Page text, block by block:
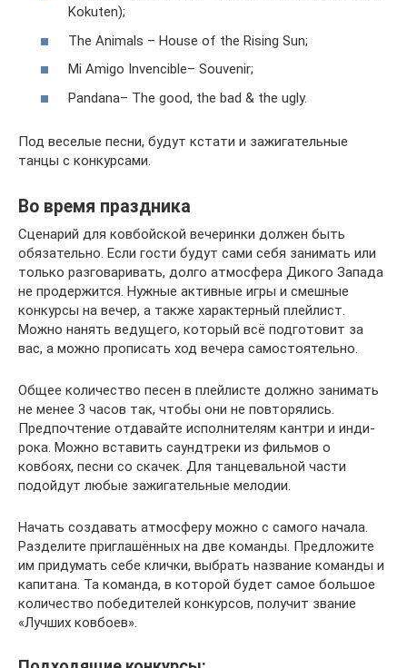
Kokuten);
The Animals – House of the Rising Sun;
Mi Amigo Invencible– Souvenir;
Pandana– The good, the bad & the ugly.
Под веселые песни, будут кстати и зажигательные
танцы с конкурсами.
Во время праздника
Сценарий для ковбойской вечеринки должен быть
обязательно. Если гости будут сами себя занимать или
только разговаривать, долго атмосфера Дикого Запада
не продержится. Нужные активные игры и смешные
конкурсы на вечер, а также характерный плейлист.
Можно нанять ведущего, который всё подготовит за
вас, а можно прописать ход вечера самостоятельно.
Общее количество песен в плейлисте должно занимать
не менее 3 часов так, чтобы они не повторялись.
Предпочтение отдавайте исполнителям кантри и инди-
рока. Можно вставить саундтреки из фильмов о
ковбоях, песни со скачек. Для танцевальной части
подойдут любые зажигательные мелодии.
Начать создавать атмосферу можно с самого начала.
Разделите приглашённых на две команды. Предложите
им придумать себе клички, выбрать название команды и
капитана. Та команда, в которой будет самое большое
количество победителей конкурсов, получит звание
«Лучших ковбоев».